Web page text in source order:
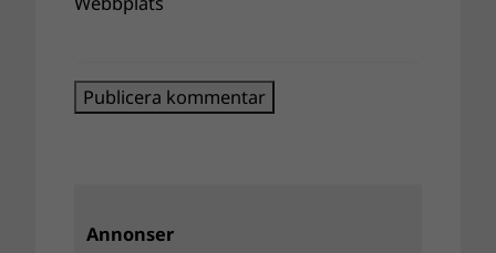
Annonser